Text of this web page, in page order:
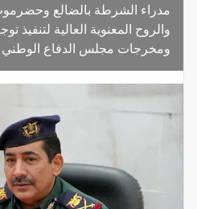
مدراء الشرطة بالضالع
والروح المعنوية العالية لتنفيذ
ومخرجات مجلس الدفاع الوطني